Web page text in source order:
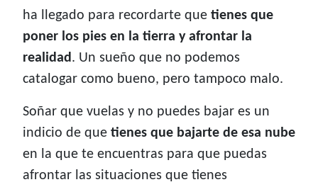
ha llegado para recordarte que tienes que
poner los pies en la tierra y afrontar la
realidad. Un sueño que no podemos
catalogar como bueno, pero tampoco malo.
Soñar que vuelas y no puedes bajar es un
indicio de que tienes que bajarte de esa nube
en la que te encuentras para que puedas
afrontar las situaciones que tienes